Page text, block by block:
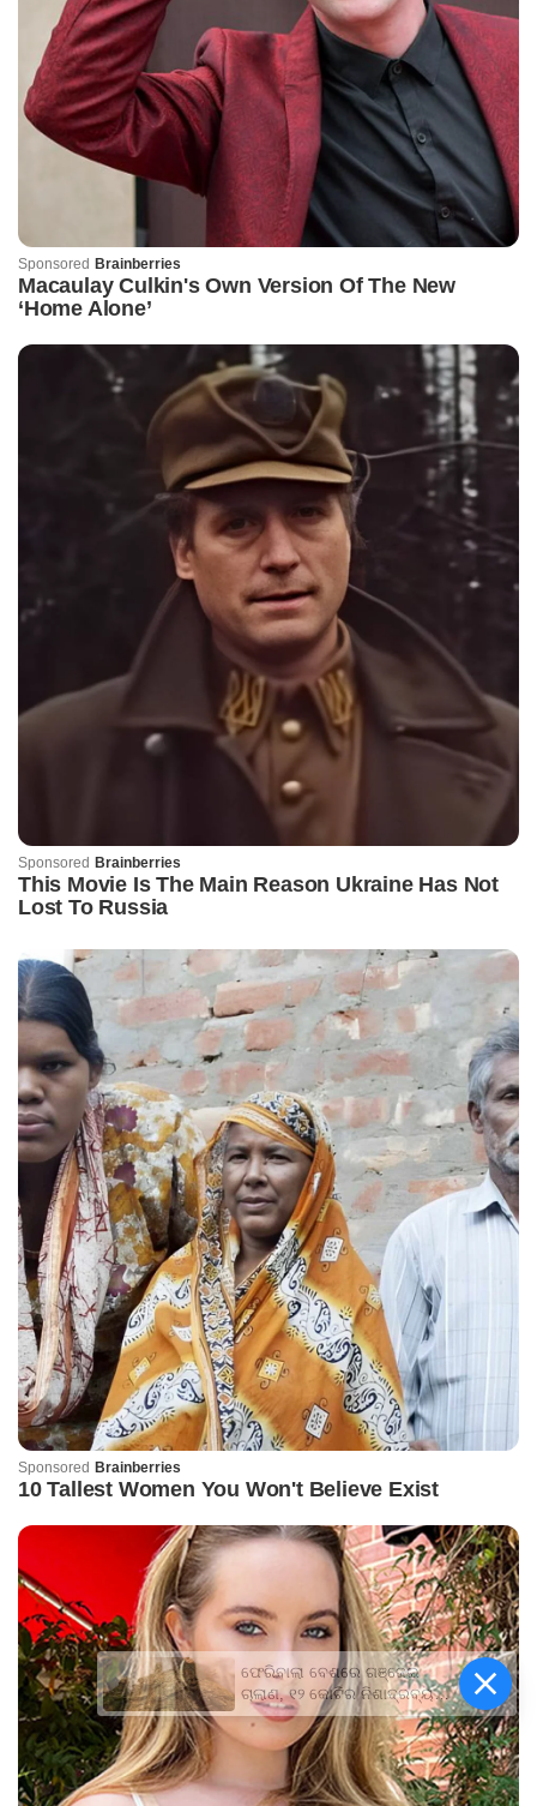
ଫେରିବାଲା ବେଶରେ ଗଞ୍ଜେଇ
ଚାଲାଣ, ୧୨ କୋଟିର ନିଶାଦ୍ରବ୍ୟ
ଜବତ